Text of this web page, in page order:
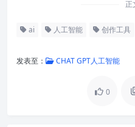
正
ai 人工智能 创作工具
发表至： CHAT GPT人工智能
0